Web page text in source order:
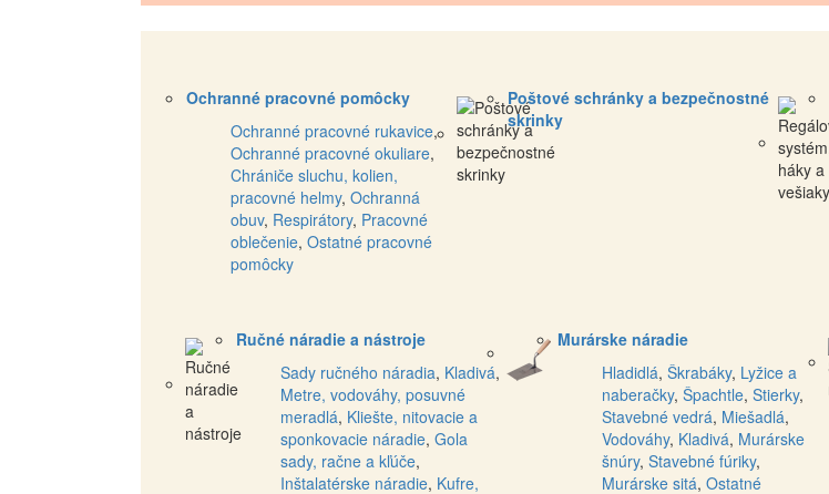
Ochranné pracovné pomôcky
Ochranné pracovné rukavice,
Ochranné pracovné okuliare,
Chrániče sluchu, kolien,
pracovné helmy, Ochranná
obuv, Respirátory, Pracovné
oblečenie, Ostatné pracovné
pomôcky
Poštové schránky a bezpečnostné
skrinky
Ručné náradie a nástroje
Sady ručného náradia, Kladivá,
Metre, vodováhy, posuvné
meradlá, Kliešte, nitovacie a
sponkovacie náradie, Gola
sady, račne a kľúče,
Inštalatérske náradie, Kufre,
Murárske náradie
Hladidlá, Škrabáky, Lyžice a
naberačky, Špachtle, Stierky,
Stavebné vedrá, Miešadlá,
Vodováhy, Kladivá, Murárske
šnúry, Stavebné fúriky,
Murárske sitá, Ostatné